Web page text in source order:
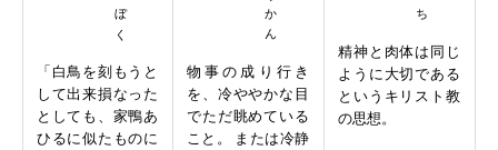
「白鳥を刻もうと
して出来損なった
としても、家鴨あ
ひるに似たものに
物事の成り行き
を、冷ややかな目
でただ眺めている
こと。 または冷静
精神と肉体は同じ
ように大切である
というキリスト教
の思想。